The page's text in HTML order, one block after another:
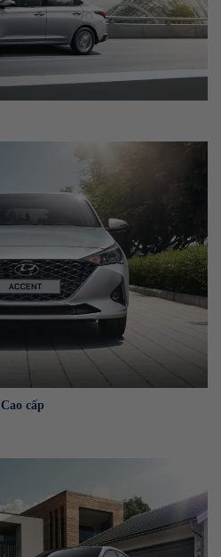
Cao cấp